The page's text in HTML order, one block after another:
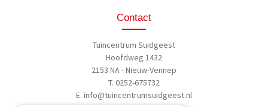
Contact
Tuincentrum Suidgeest
Hoofdweg 1432
2153 NA - Nieuw-Vennep
T. 0252-675732
E. info@tuincentrumsuidgeest.nl